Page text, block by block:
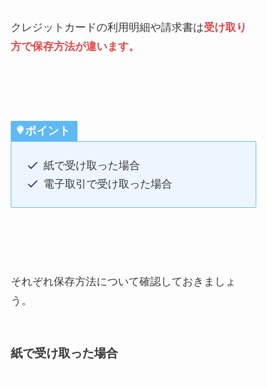
クレジットカードの利用明細や請求書は受け取り
方で保存方法が違います。
ポイント
紙で受け取った場合
電子取引で受け取った場合
それぞれ保存方法について確認しておきましょ
う。
紙で受け取った場合